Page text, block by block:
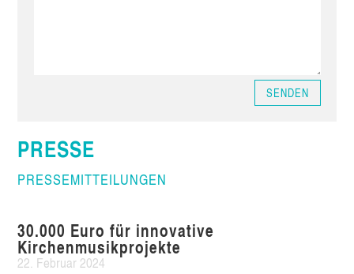
SENDEN
PRES­SE
PRES­SE­MIT­TEI­LUN­GEN
30.000 Euro für inno­va­ti­ve
Kirchenmusikprojekte
22. Febru­ar 2024